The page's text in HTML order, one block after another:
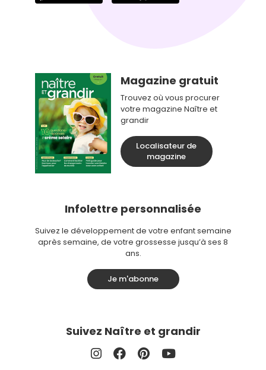
Magazine gratuit
Trouvez où vous procurer
votre magazine Naître et
grandir
Localisateur de
magazine
Infolettre personnalisée
Suivez le développement de votre enfant semaine
après semaine, de votre grossesse jusqu’à ses 8
ans.
Je m'abonne
Suivez Naître et grandir